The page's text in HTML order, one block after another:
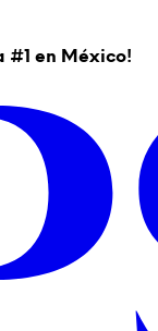
#1 en México!